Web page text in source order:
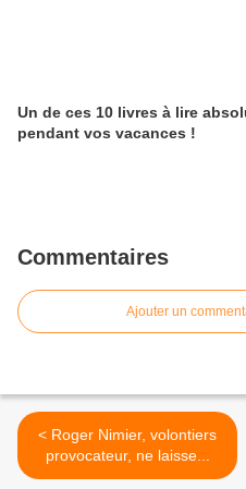
Un de ces 10 livres à lire
pendant vos vacances !
Commentaires
Ajouter un
< Roger Nimier, volontiers
provocateur, ne laisse...